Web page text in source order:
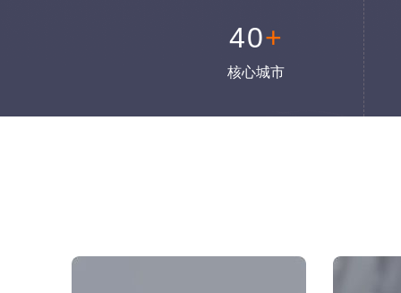
40+
核心城市